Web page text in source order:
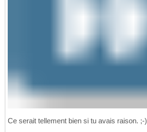
Ce serait tellement bien si tu avais raison. ;-)